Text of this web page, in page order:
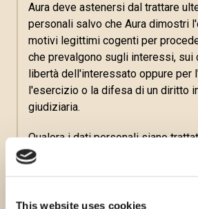
This website uses cookies
Aura deve astenersi dal trattare
personali salvo che Aura dimostri
motivi legittimi cogenti per
che prevalgono sugli interessi, sui
libertà dell'interessato oppure per
l'esercizio o la difesa di un diritto
giudiziaria.
Qualora i dati personali siano
marketing diretto, l'interessato ha
finalità, compresa la profilazione